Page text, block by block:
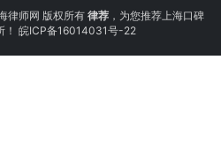
律师网 版权所有 律荐，为您推荐上海口碑
皖ICP备16014031号-22